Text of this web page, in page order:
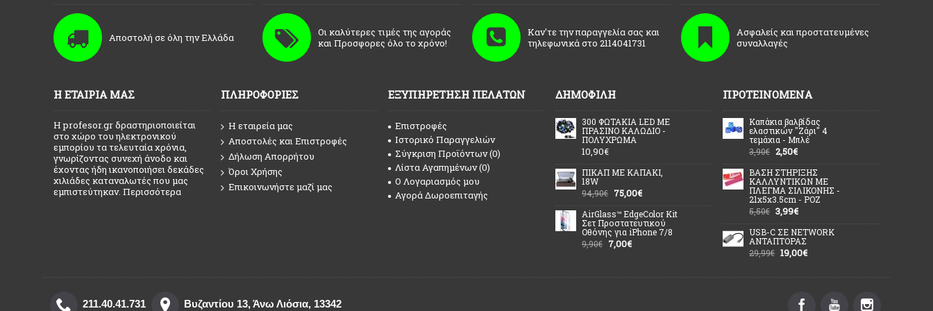
Αποστολή σε όλη την Ελλάδα
Οι καλύτερες τιμές της αγοράς
και Προσφορες όλο το χρόνο!
Καν'τε την παραγγελία σας και
τηλεφωνικά στο 2114041731
Ασφαλείς και προστατευμένες
συναλλαγές
Η ΕΤΑΙΡΊΑ ΜΑΣ
Η profesor.gr δραστηριοποιείται
στο χώρο του ηλεκτρονικού
εμπορίου τα τελευταία χρόνια,
γνωρίζοντας συνεχή άνοδο και
έχοντας ήδη ικανοποιήσει δεκάδες
χιλιάδες καταναλωτές που μας
εμπιστεύτηκαν. Περισσότερα
ΠΛΗΡΟΦΟΡΊΕΣ
Η εταιρεία μας
Αποστολές και Επιστροφές
Δήλωση Απορρήτου
Όροι Χρήσης
Επικοινωνήστε μαζί μας
ΕΞΥΠΗΡΈΤΗΣΗ ΠΕΛΑΤΏΝ
Επιστροφές
Ιστορικό Παραγγελιών
Σύγκριση Προϊόντων (0)
Λίστα Αγαπημένων (0)
O Λογαριασμός μου
Αγορά Δωροεπιταγής
ΔΗΜΟΦΙΛΉ
300 ΦΩΤΑΚΙΑ LED ΜΕ
ΠΡΑΣΙΝΟ ΚΑΛΩΔΙΟ -
ΠΟΛΥΧΡΩΜΑ
10,90€
ΠΙΚΑΠ ΜΕ ΚΑΠΑΚΙ,
18W
94,90€ 75,00€
AirGlass™ EdgeColor Kit
Σετ Προστατευτικού
Οθόνης για iPhone 7/8
9,90€ 7,00€
ΠΡΟΤΕΙΝΌΜΕΝΑ
Καπάκια βαλβίδας
ελαστικών ''Ζάρι'' 4
τεμάχια - Μπλέ
3,90€ 2,50€
ΒΑΣΗ ΣΤΗΡΙΞΗΣ
ΚΑΛΛΥΝΤΙΚΩΝ ΜΕ
ΠΛΕΓΜΑ ΣΙΛΙΚΟΝΗΣ -
21x5x3.5cm - ΡΟΖ
5,50€ 3,99€
USB-C ΣΕ NETWORK
ΑΝΤΑΠΤΟΡΑΣ
29,99€ 19,00€
211.40.41.731 Βυζαντίου 13, Άνω Λιόσια, 13342